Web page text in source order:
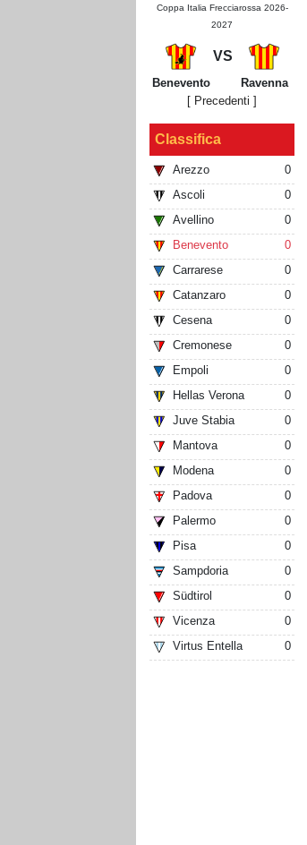
Coppa Italia Frecciarossa 2026-
2027
VS
Benevento
Ravenna
[ Precedenti ]
Classifica
Arezzo
0
Ascoli
0
Avellino
0
Benevento
0
Carrarese
0
Catanzaro
0
Cesena
0
Cremonese
0
Empoli
0
Hellas Verona
0
Juve Stabia
0
Mantova
0
Modena
0
Padova
0
Palermo
0
Pisa
0
Sampdoria
0
Südtirol
0
Vicenza
0
Virtus Entella
0